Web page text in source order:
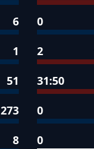
6
1
51
273
8
0
2
31:50
0
0